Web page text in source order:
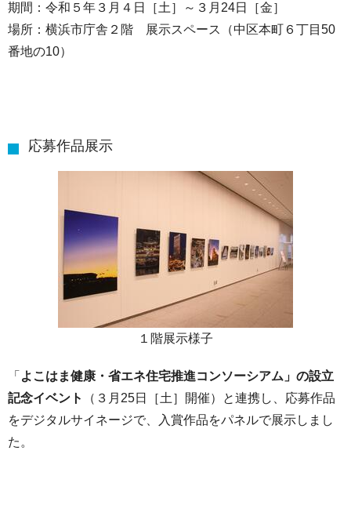
期間：令和５年３月４日［土］～３月24日［金］
場所：横浜市庁舎２階 展示スペース（中区本町６丁目50
番地の10）
応募作品展示
１階展示様子
「 よこはま健康・省エネ住宅推進コンソーシアム」の設立
記念イベント
（３月25日［土］開催）と連携し、応募作品
をデジタルサイネージで、入賞作品をパネルで展示しまし
た。